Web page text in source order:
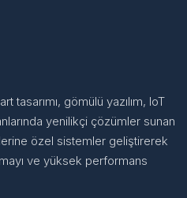
tasarımı, gömülü yazılım, IoT
yenilikçi çözümler sunan
özel sistemler geliştirerek
ve yüksek performans